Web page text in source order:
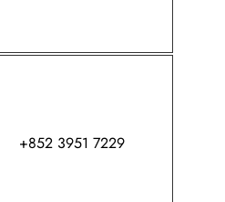
+852 3951 7229